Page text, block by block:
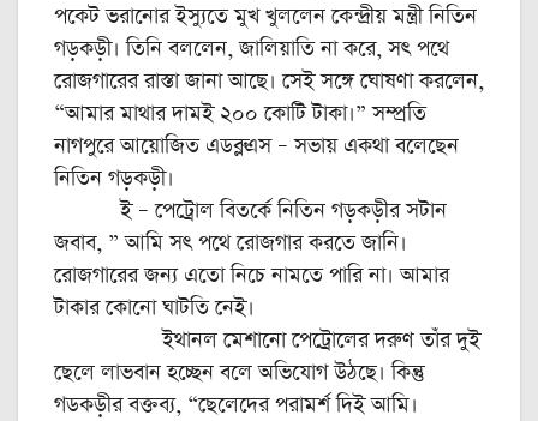
পকেট ভরানোর ইস্যুতে মুখ খুললেন কেন্দ্রীয় মন্ত্রী নিতিন
গড়কড়ী। তিনি বললেন, জালিয়াতি না করে, সৎ পথে
রোজগারের রাস্তা জানা আছে। সেই সঙ্গে ঘোষণা করলেন,
“আমার মাথার দামই ২০০ কোটি টাকা।” সম্প্রতি
নাগপুরে আয়োজিত এডব্লুএস – সভায় একথা বলেছেন
নিতিন গড়কড়ী।
ই – পেট্রোল বিতর্কে নিতিন গড়কড়ীর সটান
জবাব, ” আমি সৎ পথে রোজগার করতে জানি।
রোজগারের জন্য এতো নিচে নামতে পারি না। আমার
টাকার কোনো ঘাটতি নেই।
ইথানল মেশানো পেট্রোলের দরুণ তাঁর দুই
ছেলে লাভবান হচ্ছেন বলে অভিযোগ উঠছে। কিন্তু
গডকড়ীর বক্তব্য, “ছেলেদের পরামর্শ দিই আমি।